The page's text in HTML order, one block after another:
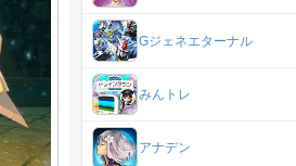
Gジェネエターナル
みんトレ
アナデン